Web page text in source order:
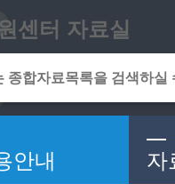
센터 자료실
안내 자